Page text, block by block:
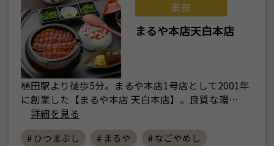
東部
まるや本店天白本店
植田駅より徒歩5分。まるや本店1号店として2001年
に創業した【まるや本店 天白本店】。良質な環…
詳細を見る
# ひつまぶし # まるや # なごやめし